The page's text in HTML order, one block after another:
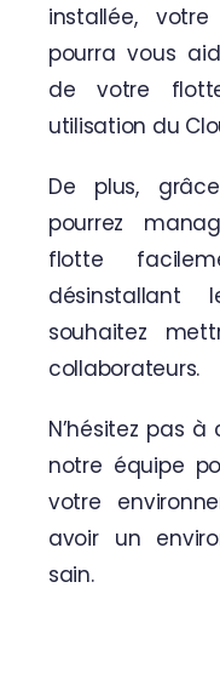
installée,
pourra vous
de votre
utilisation du
De plus,
pourrez
flotte
désinstallant
souhaitez
collaborateurs.
N’hésitez pas à
notre équipe
votre
avoir un
sain.